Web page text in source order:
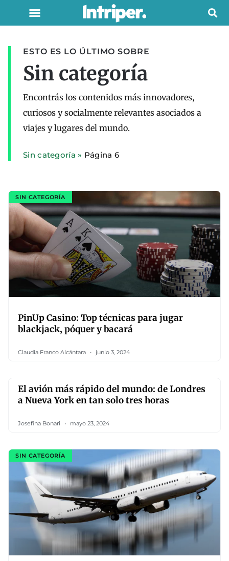
ESTO ES LO ÚLTIMO SOBRE
Sin categoría
Encontrás los contenidos más innovadores,
curiosos y socialmente relevantes asociados a
viajes y lugares del mundo.
Sin categoría » Página 6
SIN CATEGORÍA
PinUp Casino: Top técnicas para jugar
blackjack, póquer y bacará
Claudia Franco Alcántara junio 3, 2024
El avión más rápido del mundo: de Londres
a Nueva York en tan solo tres horas
Josefina Bonari mayo 23, 2024
SIN CATEGORÍA